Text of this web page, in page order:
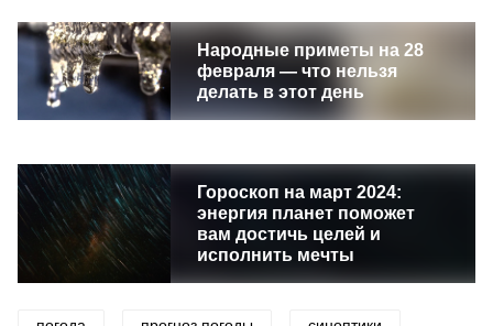
Народные приметы на 28
февраля — что нельзя
делать в этот день
Гороскоп на март 2024:
энергия планет поможет
вам достичь целей и
исполнить мечты